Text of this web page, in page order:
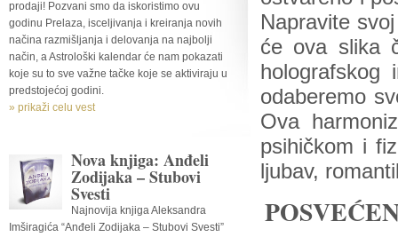
prodaji! Pozvani smo da iskoristimo ovu
godinu Prelaza, isceljivanja i kreiranja novih
načina razmišljanja i delovanja na najbolji
način, a Astrološki kalendar će nam pokazati
koje su to sve važne tačke koje se aktiviraju u
predstojećoj godini.
» prikaži celu vest
Nova knjiga: Anđeli
Zodijaka – Stubovi
Svesti
Najnovija knjiga Aleksandra
Imširagića “Anđeli Zodijaka – Stubovi Svesti”
Napravite
će ova slika
odaberemo
Ova
psihičkom i
ljubav,